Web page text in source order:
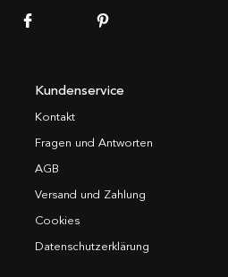
Kundenservice
Kontakt
Fragen und Antworten
AGB
Versand und Zahlung
Cookies
Datenschutzerklärung